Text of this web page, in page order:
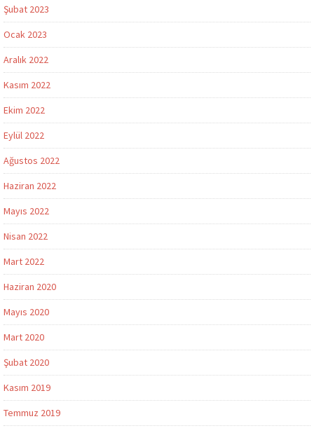
Şubat 2023
Ocak 2023
Aralık 2022
Kasım 2022
Ekim 2022
Eylül 2022
Ağustos 2022
Haziran 2022
Mayıs 2022
Nisan 2022
Mart 2022
Haziran 2020
Mayıs 2020
Mart 2020
Şubat 2020
Kasım 2019
Temmuz 2019